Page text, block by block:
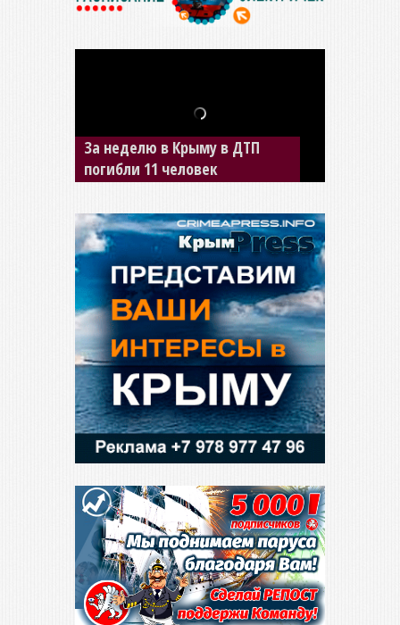
За неделю в Крыму в ДТП
погибли 11 человек
В Джанкое водитель ВАЗа
сбил двух детей на «зебре»